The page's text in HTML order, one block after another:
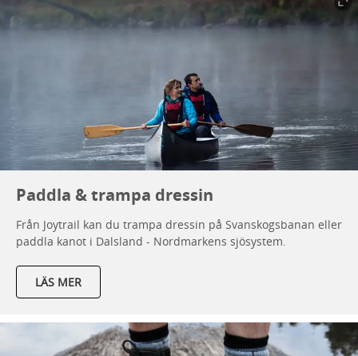
Paddla & trampa dressin
Från Joytrail kan du trampa dressin på Svanskogsbanan eller
paddla kanot i Dalsland - Nordmarkens sjösystem.
LÄS MER